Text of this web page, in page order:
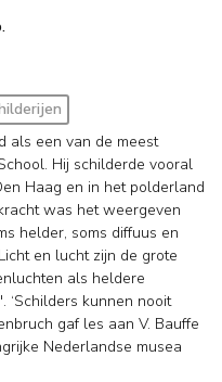
als een van de meest
Hij schilderde vooral
Haag en in het polderland
was het weergeven
helder, soms diffuus en
en lucht zijn de grote
als heldere
kunnen nooit